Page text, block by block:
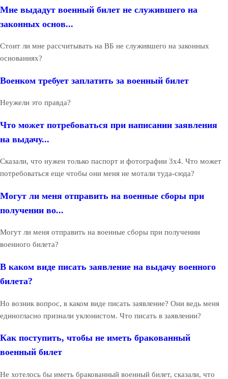
Мне выдадут военный билет не служившего на
законных основ...
Стоит ли мне рассчитывать на ВБ не служившего на законных
основаниях?
Военком требует заплатить за военный билет
Неужели это правда?
Что может потребоваться при написании заявления
на выдачу...
Сказали, что нужен только паспорт и фотографии 3х4. Что может
потребоваться еще чтобы они меня не мотали туда-сюда?
Могут ли меня отправить на военные сборы при
получении во...
Могут ли меня отправить на военные сборы при получении
военного билета?
В каком виде писать заявление на выдачу военного
билета?
Но возник вопрос, в каком виде писать заявление? Они ведь меня
единогласно признали уклонистом. Что писать в заявлении?
Как поступить, чтобы не иметь бракованный
военный билет
Не хотелось бы иметь бракованный военный билет, сказали, что